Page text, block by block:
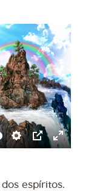
espíritos.